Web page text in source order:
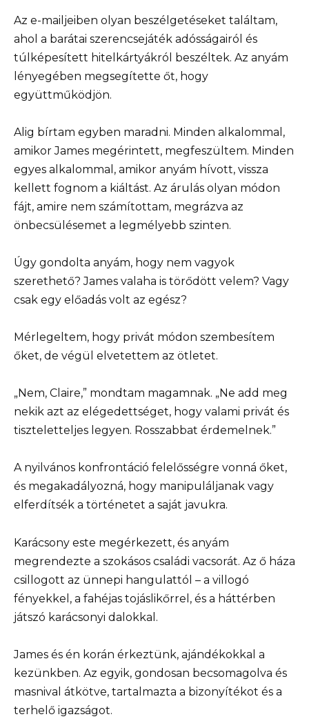
Az e-mailjeiben olyan beszélgetéseket találtam,
ahol a barátai szerencsejáték adósságairól és
túlképesített hitelkártyákról beszéltek. Az anyám
lényegében megsegítette őt, hogy
együttműködjön.
Alig bírtam egyben maradni. Minden alkalommal,
amikor James megérintett, megfeszültem. Minden
egyes alkalommal, amikor anyám hívott, vissza
kellett fognom a kiáltást. Az árulás olyan módon
fájt, amire nem számítottam, megrázva az
önbecsülésemet a legmélyebb szinten.
Úgy gondolta anyám, hogy nem vagyok
szerethető? James valaha is törődött velem? Vagy
csak egy előadás volt az egész?
Mérlegeltem, hogy privát módon szembesítem
őket, de végül elvetettem az ötletet.
„Nem, Claire,” mondtam magamnak. „Ne add meg
nekik azt az elégedettséget, hogy valami privát és
tiszteletteljes legyen. Rosszabbat érdemelnek.”
A nyilvános konfrontáció felelősségre vonná őket,
és megakadályozná, hogy manipuláljanak vagy
elferdítsék a történetet a saját javukra.
Karácsony este megérkezett, és anyám
megrendezte a szokásos családi vacsorát. Az ő háza
csillogott az ünnepi hangulattól – a villogó
fényekkel, a fahéjas tojáslikőrrel, és a háttérben
játszó karácsonyi dalokkal.
James és én korán érkeztünk, ajándékokkal a
kezünkben. Az egyik, gondosan becsomagolva és
masnival átkötve, tartalmazta a bizonyítékot és a
terhelő igazságot.